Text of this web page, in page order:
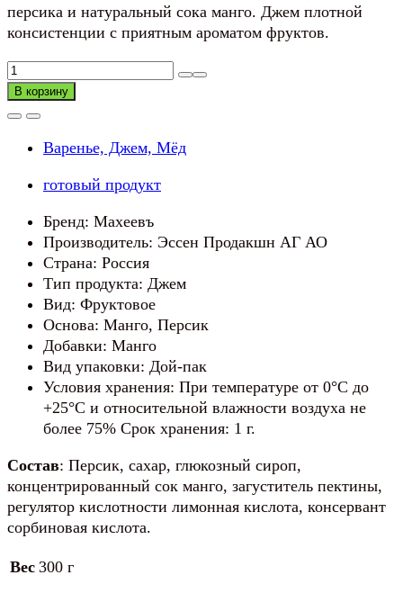
персика и натуральный сока манго. Джем плотной
консистенции с приятным ароматом фруктов.
Количество
товара
Джем
Персик
манго
В корзину
Варенье, Джем, Мёд
готовый продукт
Бренд: Махеевъ
Производитель: Эссен Продакшн АГ АО
Страна: Россия
Тип продукта: Джем
Вид: Фруктовое
Основа: Манго, Персик
Добавки: Манго
Вид упаковки: Дой-пак
Условия хранения: При температуре от 0°С до
+25°С и относительной влажности воздуха не
более 75% Срок хранения: 1 г.
Состав: Персик, сахар, глюкозный сироп,
концентрированный сок манго, загуститель пектины,
регулятор кислотности лимонная кислота, консервант
сорбиновая кислота.
Вес 300 г